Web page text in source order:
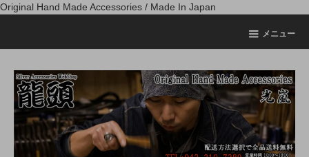
Original Hand Made Accessories / Made In Japan
メニュー